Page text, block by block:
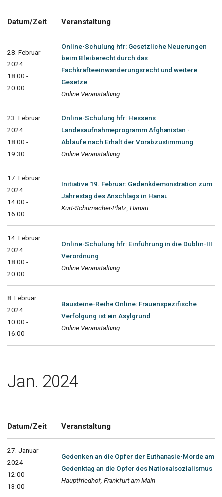
Datum/Zeit Veranstaltung
28. Februar
2024
18:00 -
20:00
Online-Schulung hfr: Gesetzliche Neuerungen
beim Bleiberecht durch das
Fachkräfteeinwanderungsrecht und weitere
Gesetze
Online Veranstaltung
23. Februar
2024
18:00 -
19:30
Online-Schulung hfr: Hessens
Landesaufnahmeprogramm Afghanistan -
Abläufe nach Erhalt der Vorabzustimmung
Online Veranstaltung
17. Februar
2024
14:00 -
16:00
Initiative 19. Februar: Gedenkdemonstration zum
Jahrestag des Anschlags in Hanau
Kurt-Schumacher-Platz, Hanau
14. Februar
2024
18:00 -
20:00
Online-Schulung hfr: Einführung in die Dublin-III
Verordnung
Online Veranstaltung
8. Februar
2024
10:00 -
16:00
Bausteine-Reihe Online: Frauenspezifische
Verfolgung ist ein Asylgrund
Online Veranstaltung
Jan. 2024
Datum/Zeit Veranstaltung
27. Januar
2024
12:00 -
13:00
Gedenken an die Opfer der Euthanasie-Morde am
Gedenktag an die Opfer des Nationalsozialismus
Hauptfriedhof, Frankfurt am Main